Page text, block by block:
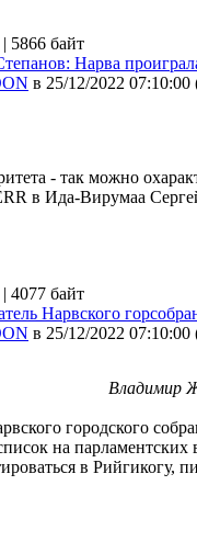
| 5866 байт
Нарва
в 25/12/2022 07:10:00
- так можно
в Ида-Вирумаа
| 4077 байт
Нарвского
в 25/12/2022 07:10:00
Владимир
городского
на
в Рийгикогу,